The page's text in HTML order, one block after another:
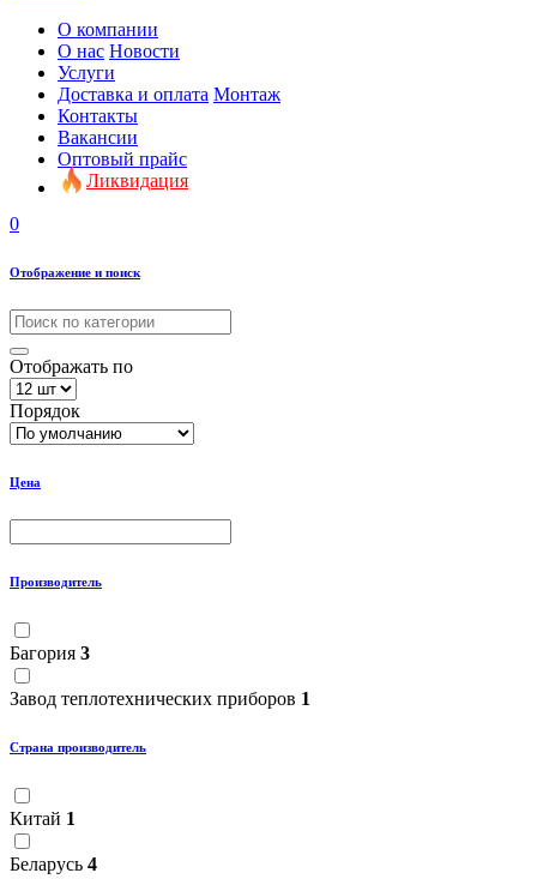
О компании
О нас Новости
Услуги
Доставка и оплата Монтаж
Контакты
Вакансии
Оптовый прайс
Ликвидация
0
Отображение и поиск
Отображать по
Порядок
Цена
Производитель
Багория 3
Завод теплотехнических приборов 1
Страна производитель
Китай 1
Беларусь 4